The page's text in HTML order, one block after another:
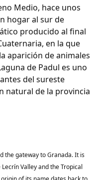
Medio, hace unos
hogar al sur de
producido al final
en la que
aparición de animales
de Padul es uno
del sureste
natural de la provincia
the gateway to Granada. It is
Valley and the Tropical